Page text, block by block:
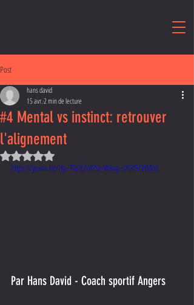
Post
#4 Mental vs instinct: retrouver
l'alignement
hans david
15 avr.2 min de lecture
Noté NaN étoiles sur 5.
https://youtu.be/Hp-7Iofx2oY?si=Wkop-sXGs5CHMivL
Par Hans David - Coach sportif Angers